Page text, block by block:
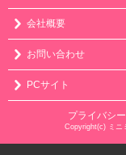
会社概要
お問い合わせ
PCサイト
プライバシ
Copyright(c) ミニ